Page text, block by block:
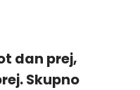
dan prej,
Skupno